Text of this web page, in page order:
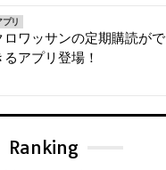
プリ
ロワッサンの定期購読がで
るアプリ登場！
Ranking